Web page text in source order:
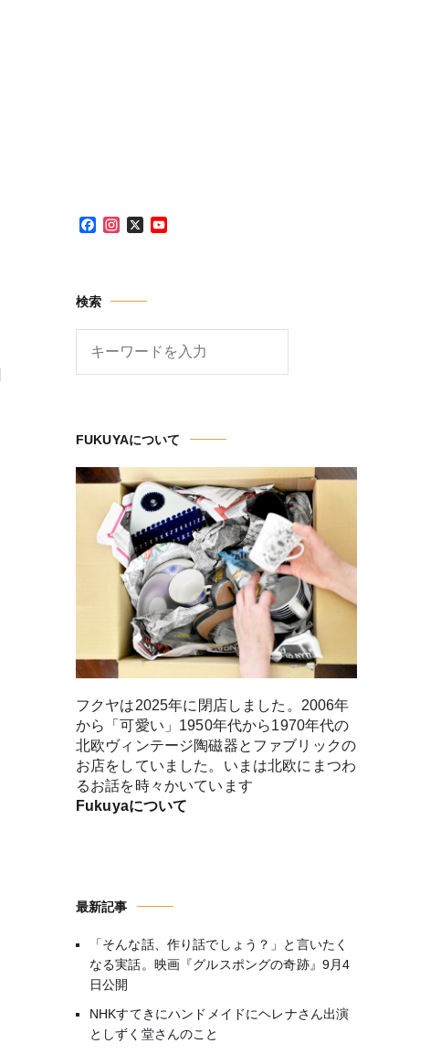
Facebook
Instagram
X
検索
FUKUYAについて
フクヤは2025年に閉店しました。2006年
から「可愛い」1950年代から1970年代の
北欧ヴィンテージ陶磁器とファブリックの
お店をしていました。いまは北欧にまつわ
るお話を時々かいています
Fukuyaについて
最新記事
「そんな話、作り話でしょう？」と言いたく
なる実話。映画『グルスポングの奇跡』9月4
日公開
NHKすてきにハンドメイドにヘレナさん出演
としずく堂さんのこと